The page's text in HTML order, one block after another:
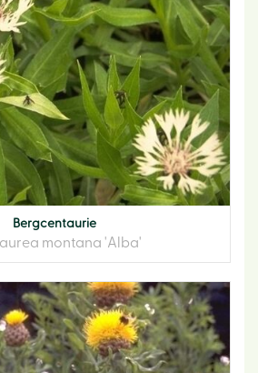
Bergcentaurie
montana 'Alba'